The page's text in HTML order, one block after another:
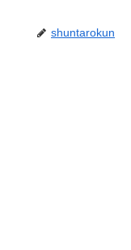
shuntarokun